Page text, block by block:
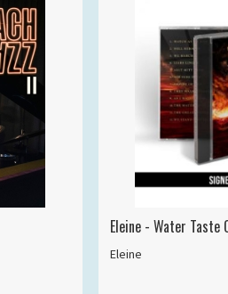
Eleine - Water Taste
Eleine